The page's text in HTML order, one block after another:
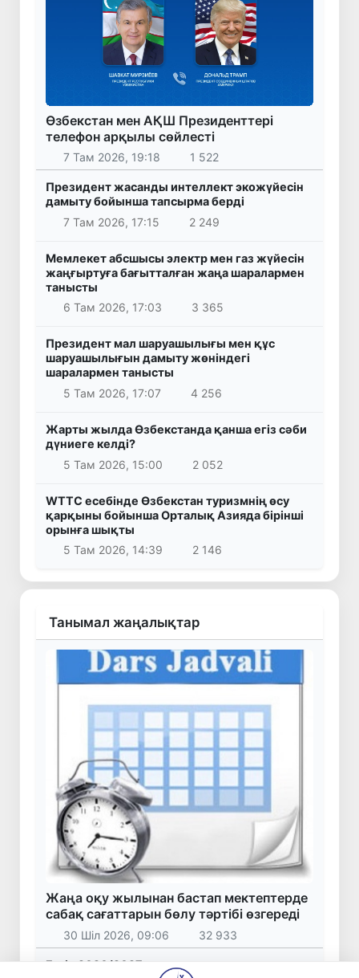
Өзбекстан мен АҚШ Президенттері
телефон арқылы сөйлесті
7 Там 2026, 19:18 1 522
Президент жасанды интеллект экожүйесін
дамыту бойынша тапсырма берді
7 Там 2026, 17:15
2 249
Мемлекет абсшысы электр мен газ жүйесін
жаңғыртуға бағытталған жаңа шаралармен
танысты
6 Там 2026, 17:03
3 365
Президент мал шаруашылығы мен құс
шаруашылығын дамыту жөніндегі
шаралармен танысты
5 Там 2026, 17:07
4 256
Жарты жылда Өзбекстанда қанша егіз сәби
дүниеге келді?
5 Там 2026, 15:00
2 052
WTTC есебінде Өзбекстан туризмнің өсу
қарқыны бойынша Орталық Азияда бірінші
орынға шықты
5 Там 2026, 14:39
2 146
Танымал жаңалықтар
Жаңа оқу жылынан бастап мектептерде
сабақ сағаттарын бөлу тәртібі өзгереді
30 Шіл 2026, 09:06 32 933
Бүгін 2026/2027 оқу жылына арналған